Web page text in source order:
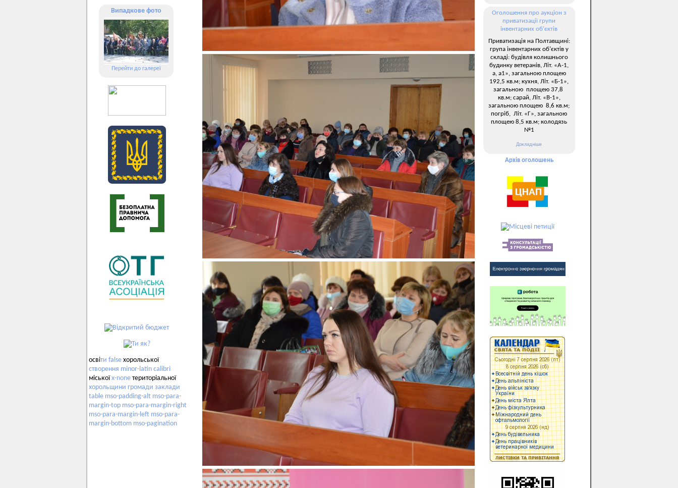
Випадкове фото
Перейти до галереї
освіти false хорольської
створення minor-latin calibri
міськоїx-none територіальної
хорольщини громади заклади
table mso-padding-alt mso-para-
margin-top mso-para-margin-right
mso-para-margin-left mso-para-
margin-bottom mso-pagination
Оголошення про аукціон з
приватизації групи
інвентарних об’єктів
Приватизація на Полтавщині:
група інвентарних об’єктів у
складі: будівля колишнього
будинку ветеранів, Літ. «А-1,
а, а1», загальною площею
192,5 кв.м; кухня, Літ. «Б-1»,
загальною площею 37,8
кв.м; сарай, Літ. «В-1»,
загальною площею 8,6 кв.м;
погріб, Літ. «Г», загальною
площею 8,5 кв.м; колодязь
№1
Докладніше
Архів оголошень